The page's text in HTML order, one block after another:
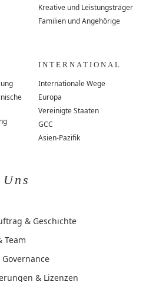
Kreative und Leistungsträger
Familien und Angehörige
INTERNATIONAL
Internationale Wege
Europa
Vereinigte Staaten
GCC
Asien-Pazifik
& Geschichte
Team
& Lizenzen